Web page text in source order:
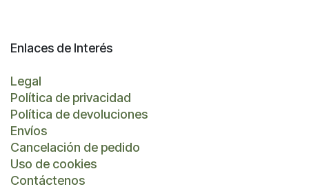
Enlaces de Interés
Legal
Política de privacidad
Política de devoluciones
Envíos
Cancelación de pedido
Uso de cookies
Contáctenos